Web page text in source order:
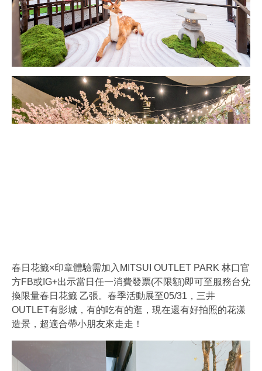
春日花籤×印章體驗需加入MITSUI OUTLET PARK 林口官
方FB或IG+出示當日任一消費發票(不限額)即可至服務台兌
換限量春日花籤 乙張。春季活動展至05/31，三井
OUTLET有影城，有的吃有的逛，現在還有好拍照的花漾
造景，超適合帶小朋友來走走！